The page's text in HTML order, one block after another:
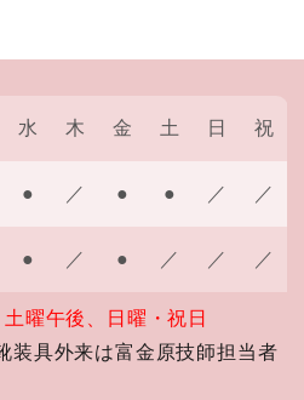
水 木 金 土 日 祝
● ／ ● ● ／ ／
● ／ ● ／ ／ ／
曜午後、日曜・祝日
装具外来は富金原技師担当者